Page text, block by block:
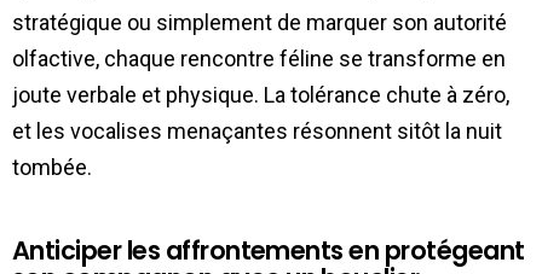
stratégique ou simplement de marquer son autorité
olfactive, chaque rencontre féline se transforme en
joute verbale et physique. La tolérance chute à zéro,
et les vocalises menaçantes résonnent sitôt la nuit
tombée.
Anticiper les affrontements en protégeant